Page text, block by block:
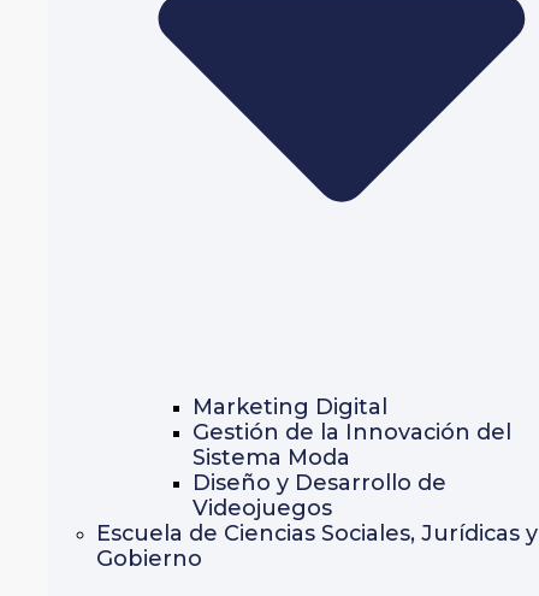
Marketing Digital
Gestión de la Innovación del
Sistema Moda
Diseño y Desarrollo de
Videojuegos
Escuela de Ciencias Sociales, Jurídicas y
Gobierno